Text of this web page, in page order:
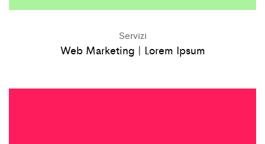
Servizi
Web Marketing | Lorem Ipsum